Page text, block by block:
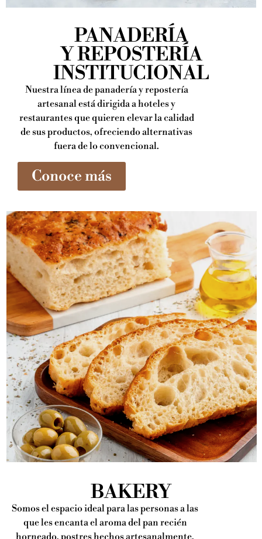
PANADERÍA
Y REPOSTERÍA
INSTITUCIONAL
Nuestra línea de panadería y repostería
artesanal está dirigida a hoteles y
restaurantes que quieren elevar la calidad
de sus productos, ofreciendo alternativas
fuera de lo convencional.
Conoce más
BAKERY
Somos el espacio ideal para las personas a las
que les encanta el aroma del pan recién
horneado, postres hechos artesanalmente,